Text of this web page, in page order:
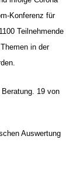
Konferenz für
Teilnehmende
in der
19 von
Auswertung